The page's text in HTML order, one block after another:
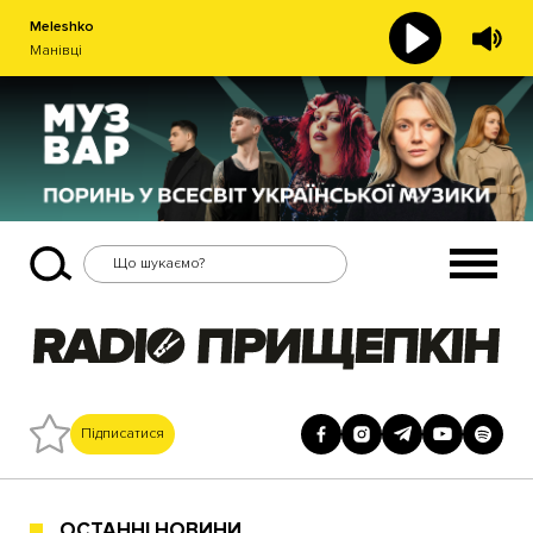
Meleshko
Манівці
Підписатися